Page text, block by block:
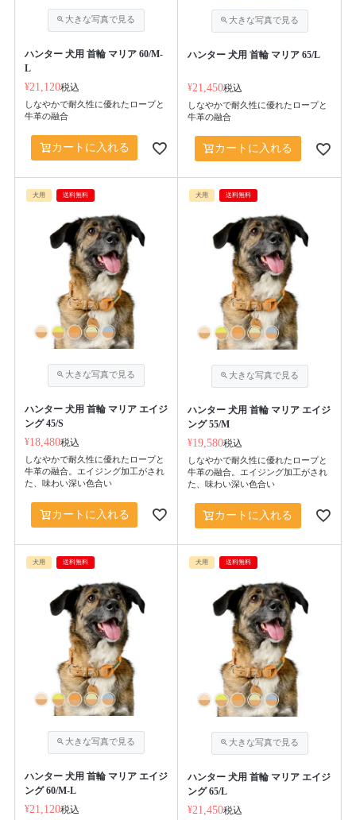
ハンター 犬用 首輪 マリア 60/M-
L
¥21,120税込
しなやかで耐久性に優れたロープと
牛革の融合
カートに入れる
ハンター 犬用 首輪 マリア 65/L
¥21,450税込
しなやかで耐久性に優れたロープと
牛革の融合
カートに入れる
犬用 送料無料
ハンター 犬用 首輪 マリア エイジ
ング 45/S
¥18,480税込
しなやかで耐久性に優れたロープと
牛革の融合。エイジング加工がされ
た、味わい深い色合い
カートに入れる
犬用 送料無料
ハンター 犬用 首輪 マリア エイジ
ング 55/M
¥19,580税込
しなやかで耐久性に優れたロープと
牛革の融合。エイジング加工がされ
た、味わい深い色合い
カートに入れる
犬用 送料無料
ハンター 犬用 首輪 マリア エイジ
ング 60/M-L
¥21,120税込
犬用 送料無料
ハンター 犬用 首輪 マリア エイジ
ング 65/L
¥21,450税込